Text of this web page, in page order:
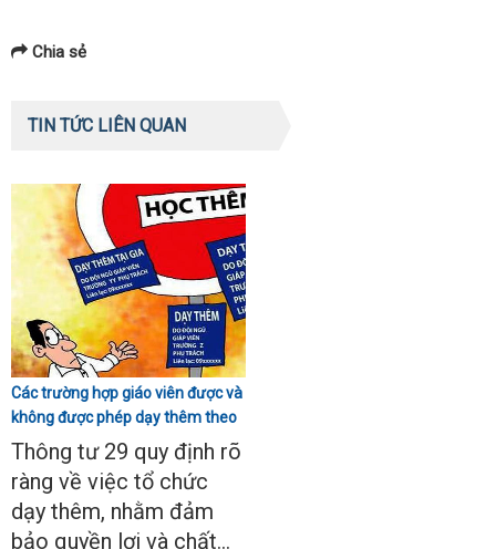
Chia sẻ
TIN TỨC LIÊN QUAN
Các trường hợp giáo viên được và
không được phép dạy thêm theo
Thông tư 29
Thông tư 29 quy định rõ
ràng về việc tổ chức
dạy thêm, nhằm đảm
bảo quyền lợi và chất...